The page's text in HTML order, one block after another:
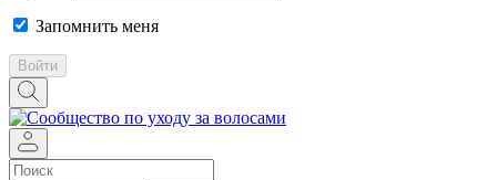
Запомнить меня
Войти